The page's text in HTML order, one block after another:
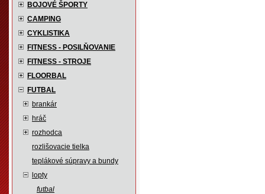
BOJOVÉ ŠPORTY
CAMPING
CYKLISTIKA
FITNESS - POSILŇOVANIE
FITNESS - STROJE
FLOORBAL
FUTBAL
brankár
hráč
rozhodca
rozlišovacie tielka
teplákové súpravy a bundy
lopty
futbal